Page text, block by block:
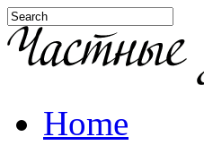
Home